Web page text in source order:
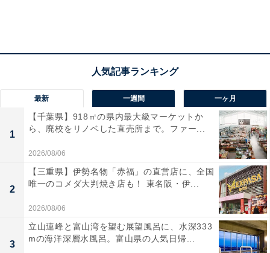
最新 一週間 一ヶ月
1
【千葉県】918㎡の県内最大級マーケットか
ら、廃校をリノベした直売所まで。ファー...
2026/08/06
2
【三重県】伊勢名物「赤福」の直営店に、全国
唯一のコメダ大判焼き店も！ 東名阪・伊...
2026/08/06
3
立山連峰と富山湾を望む展望風呂に、水深333
mの海洋深層水風呂。富山県の人気日帰...